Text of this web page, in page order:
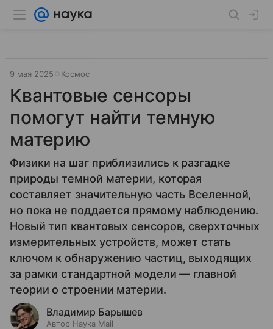
9 мая 2025 Космос
Квантовые сенсоры
помогут найти темную
материю
Физики на шаг приблизились к разгадке
природы темной материи, которая
составляет значительную часть Вселенной,
но пока не поддается прямому наблюдению.
Новый тип квантовых сенсоров, сверхточных
измерительных устройств, может стать
ключом к обнаружению частиц, выходящих
за рамки стандартной модели — главной
теории о строении материи.
Владимир Барышев
Автор Наука Mail